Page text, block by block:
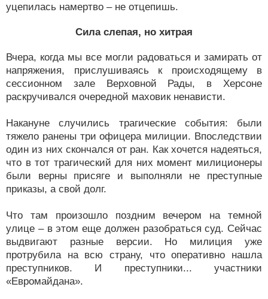
уцепилась намертво – не отцепишь.
Сила слепая, но хитрая
Вчера, когда мы все могли радоваться и замирать от
напряжения, прислушиваясь к происходящему в
сессионном зале Верховной Рады, в Херсоне
раскручивался очередной маховик ненависти.
Накануне случились трагические события: были
тяжело ранены три офицера милиции. Впоследствии
один из них скончался от ран. Как хочется надеяться,
что в тот трагический для них момент милиционеры
были верны присяге и выполняли не преступные
приказы, а свой долг.
Что там произошло поздним вечером на темной
улице – в этом еще должен разобраться суд. Сейчас
выдвигают разные версии. Но милиция уже
протрубила на всю страну, что оперативно нашла
преступников. И преступники... участники
«Евромайдана».